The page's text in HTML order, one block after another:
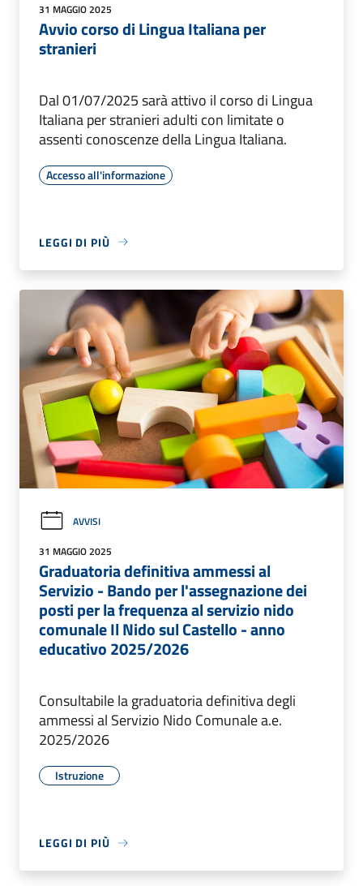
31 MAGGIO 2025
Avvio corso di Lingua Italiana per
stranieri
Dal 01/07/2025 sarà attivo il corso di Lingua
Italiana per stranieri adulti con limitate o
assenti conoscenze della Lingua Italiana.
Accesso all'informazione
LEGGI DI PIÙ
AVVISI
31 MAGGIO 2025
Graduatoria definitiva ammessi al
Servizio - Bando per l'assegnazione dei
posti per la frequenza al servizio nido
comunale Il Nido sul Castello - anno
educativo 2025/2026
Consultabile la graduatoria definitiva degli
ammessi al Servizio Nido Comunale a.e.
2025/2026
Istruzione
LEGGI DI PIÙ